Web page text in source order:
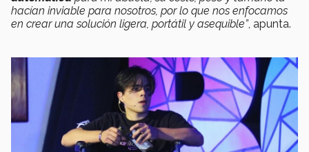
hacían inviable para nosotros, por lo que nos enfocamos
en crear una solución ligera, portátil y asequible”, apunta.